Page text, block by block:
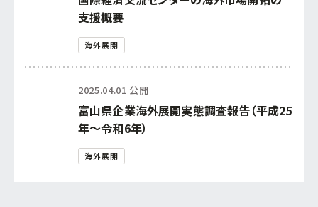
支援概要
海外展開
2025.04.01 公開
富山県企業海外展開実態調査報告（平成25
年〜令和6年）
海外展開